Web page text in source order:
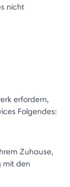
nicht
erfordern,
Folgendes:
Zuhause,
mit den